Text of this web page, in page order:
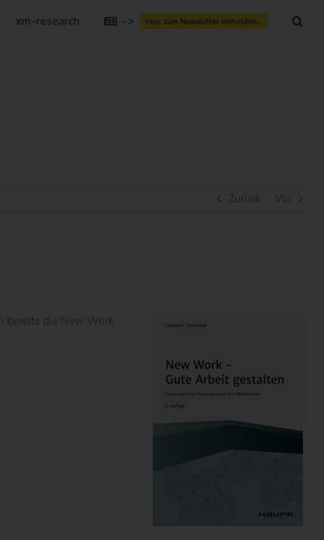
xm-research -> Hier zum Newsletter anmelden...
Zurück Vor
bereits die New Work